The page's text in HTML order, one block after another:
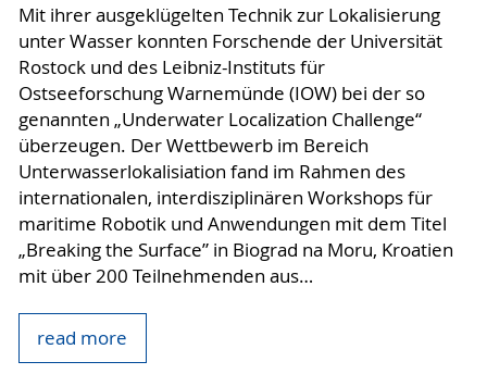
Mit ihrer ausgeklügelten Technik zur Lokalisierung
unter Wasser konnten Forschende der Universität
Rostock und des Leibniz-Instituts für
Ostseeforschung Warnemünde (IOW) bei der so
genannten „Underwater Localization Challenge“
überzeugen. Der Wettbewerb im Bereich
Unterwasserlokalisiation fand im Rahmen des
internationalen, interdisziplinären Workshops für
maritime Robotik und Anwendungen mit dem Titel
„Breaking the Surface” in Biograd na Moru, Kroatien
mit über 200 Teilnehmenden aus…
read more